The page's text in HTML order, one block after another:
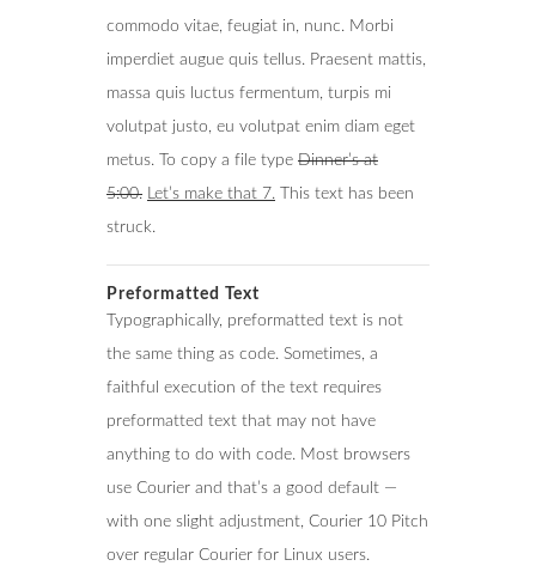
commodo vitae, feugiat in, nunc. Morbi
imperdiet augue quis tellus. Praesent mattis,
massa quis luctus fermentum, turpis mi
volutpat justo, eu volutpat enim diam eget
metus. To copy a file type Dinner’s at
5:00. Let’s make that 7. This text has been
struck.
Preformatted Text
Typographically, preformatted text is not
the same thing as code. Sometimes, a
faithful execution of the text requires
preformatted text that may not have
anything to do with code. Most browsers
use Courier and that’s a good default —
with one slight adjustment, Courier 10 Pitch
over regular Courier for Linux users.